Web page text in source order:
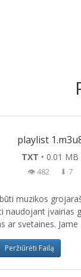
playlist
TXT • 0.01 MB
👁 482 ⬇ 7
muzikos
naudojant įvairias
ar svetaines. Jame
Peržiūrėti Failą